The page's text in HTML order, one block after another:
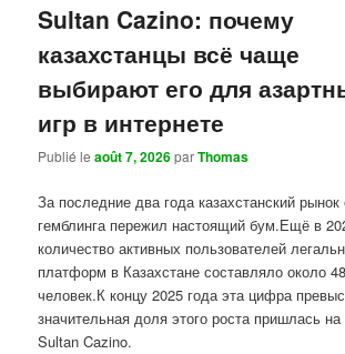
Sultan Cazino: почему
казахстанцы всё чаще
выбирают его для
игр в интернете
Publié leaoût 7, 2026parThomas
За последние два года казахстанский рынок
гемблинга пережил настоящий бум.Ещё в
количество активных пользователей
платформ в Казахстане составляло около
человек.К концу 2025 года эта цифра
значительная доля этого роста пришлась
Sultan Cazino.